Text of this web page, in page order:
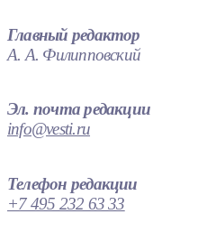
Главный редактор
А. А. Филипповский
Эл. почта редакции
info@vesti.ru
Телефон редакции
+7 495 232 63 33